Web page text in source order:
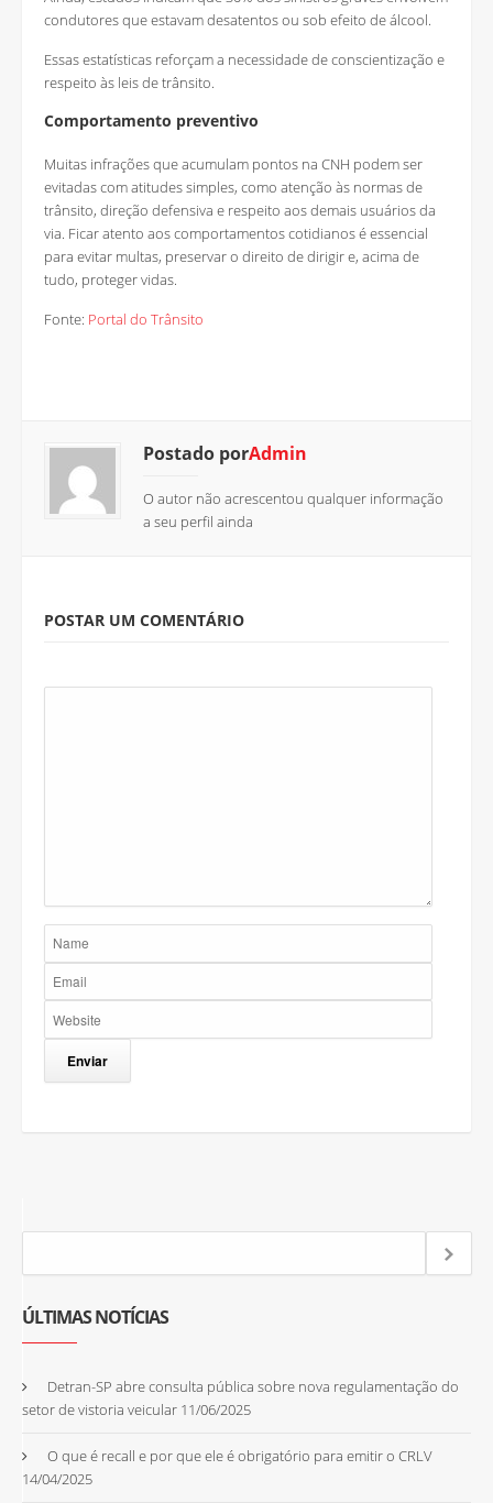
condutores que estavam desatentos ou sob efeito de álcool.
Essas estatísticas reforçam a necessidade de conscientização e
respeito às leis de trânsito.
Comportamento preventivo
Muitas infrações que acumulam pontos na CNH podem ser
evitadas com atitudes simples, como atenção às normas de
trânsito, direção defensiva e respeito aos demais usuários da
via. Ficar atento aos comportamentos cotidianos é essencial
para evitar multas, preservar o direito de dirigir e, acima de
tudo, proteger vidas.
Fonte: Portal do Trânsito
Postado porAdmin
O autor não acrescentou qualquer informação
a seu perfil ainda
POSTAR UM COMENTÁRIO
ÚLTIMAS NOTÍCIAS
Detran-SP abre consulta pública sobre nova regulamentação do
setor de vistoria veicular 11/06/2025
O que é recall e por que ele é obrigatório para emitir o CRLV
14/04/2025